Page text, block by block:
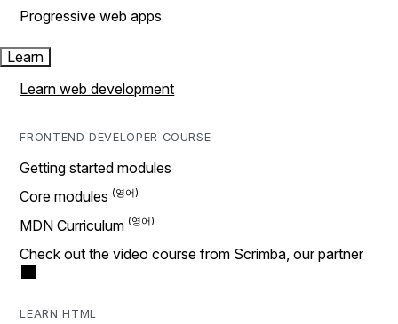
Progressive web apps
Learn
Learn web development
FRONTEND DEVELOPER COURSE
Getting started modules
Core modules
MDN Curriculum
Check out the video course from Scrimba, our partner
LEARN HTML